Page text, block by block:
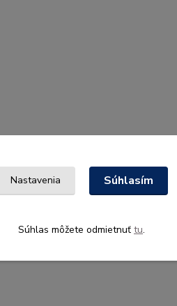
Nastavenia Súhlasím
Súhlas môžete odmietnuť tu.